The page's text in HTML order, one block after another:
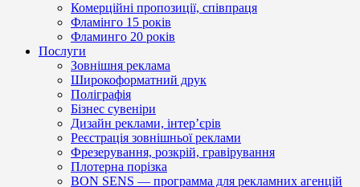
Комерційні пропозиції, співпраця
Фламінго 15 років
Фламинго 20 років
Послуги
Зовнішня реклама
Широкоформатний друк
Поліграфія
Бізнес сувеніри
Дизайн реклами, інтер’єрів
Реєстрація зовнішньої реклами
Фрезерування, розкрій, гравірування
Плотерна порізка
BON SENS — программа для рекламних агенцій